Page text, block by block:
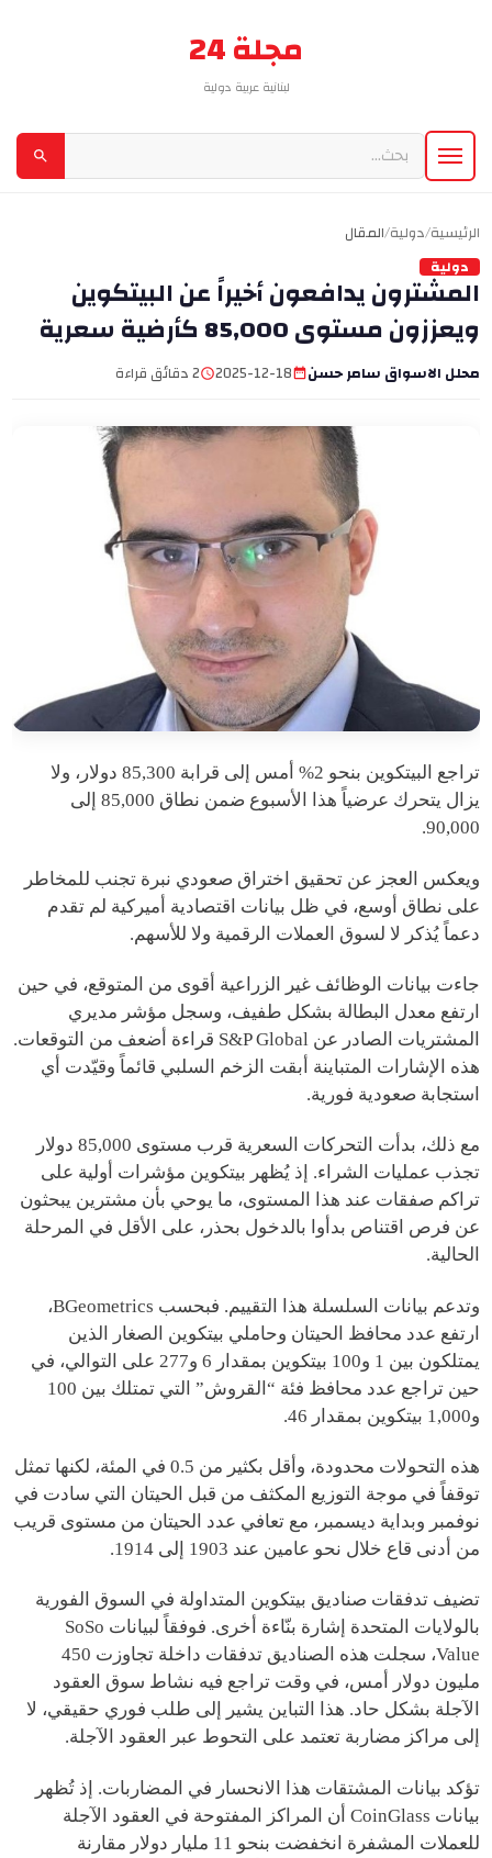
مجلة 24
لبنانية عربية دولية
الرئيسية/دولية/المقال
دولية
المشترون يدافعون أخيراً عن البيتكوين
ويعززون مستوى 85,000 كأرضية سعرية
محلل الاسواق سامر حسن 2025-12-18 2 دقائق قراءة
تراجع البيتكوين بنحو 2% أمس إلى قرابة 85,300 دولار، ولا
يزال يتحرك عرضياً هذا الأسبوع ضمن نطاق 85,000 إلى
90,000.
ويعكس العجز عن تحقيق اختراق صعودي نبرة تجنب للمخاطر
على نطاق أوسع، في ظل بيانات اقتصادية أميركية لم تقدم
دعماً يُذكر لا لسوق العملات الرقمية ولا للأسهم.
جاءت بيانات الوظائف غير الزراعية أقوى من المتوقع، في حين
ارتفع معدل البطالة بشكل طفيف، وسجل مؤشر مديري
المشتريات الصادر عن S&P Global قراءة أضعف من التوقعات.
هذه الإشارات المتباينة أبقت الزخم السلبي قائماً وقيّدت أي
استجابة صعودية فورية.
مع ذلك، بدأت التحركات السعرية قرب مستوى 85,000 دولار
تجذب عمليات الشراء. إذ يُظهر بيتكوين مؤشرات أولية على
تراكم صفقات عند هذا المستوى، ما يوحي بأن مشترين يبحثون
عن فرص اقتناص بدأوا بالدخول بحذر، على الأقل في المرحلة
الحالية.
وتدعم بيانات السلسلة هذا التقييم. فبحسب BGeometrics،
ارتفع عدد محافظ الحيتان وحاملي بيتكوين الصغار الذين
يمتلكون بين 1 و100 بيتكوين بمقدار 6 و277 على التوالي، في
حين تراجع عدد محافظ فئة “القروش” التي تمتلك بين 100
و1,000 بيتكوين بمقدار 46.
هذه التحولات محدودة، وأقل بكثير من 0.5 في المئة، لكنها تمثل
توقفاً في موجة التوزيع المكثف من قبل الحيتان التي سادت في
نوفمبر وبداية ديسمبر، مع تعافي عدد الحيتان من مستوى قريب
من أدنى قاع خلال نحو عامين عند 1903 إلى 1914.
تضيف تدفقات صناديق بيتكوين المتداولة في السوق الفورية
بالولايات المتحدة إشارة بنّاءة أخرى. فوفقاً لبيانات SoSo
Value، سجلت هذه الصناديق تدفقات داخلة تجاوزت 450
مليون دولار أمس، في وقت تراجع فيه نشاط سوق العقود
الآجلة بشكل حاد. هذا التباين يشير إلى طلب فوري حقيقي، لا
إلى مراكز مضاربة تعتمد على التحوط عبر العقود الآجلة.
تؤكد بيانات المشتقات هذا الانحسار في المضاربات. إذ تُظهر
بيانات CoinGlass أن المراكز المفتوحة في العقود الآجلة
للعملات المشفرة انخفضت بنحو 11 مليار دولار مقارنة